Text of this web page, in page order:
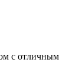
с отличным